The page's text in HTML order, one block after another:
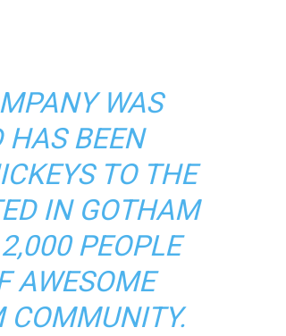
WAS
BEEN
TO THE
IN GOTHAM
PEOPLE
AWESOME
COMMUNITY.